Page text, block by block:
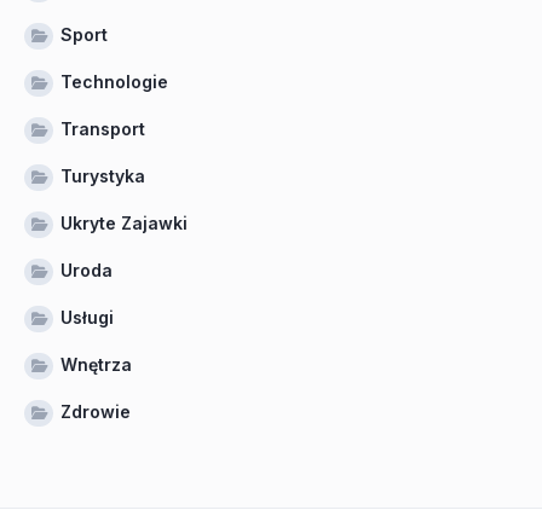
Sport
Technologie
Transport
Turystyka
Ukryte Zajawki
Uroda
Usługi
Wnętrza
Zdrowie